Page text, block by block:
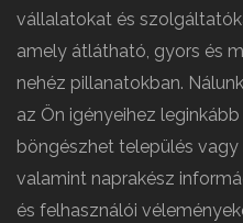
vállalatokat és
amely átlátható, gyors és
nehéz pillanatokban.
az Ön igényeihez
böngészhet település
valamint naprakész
és felhasználói